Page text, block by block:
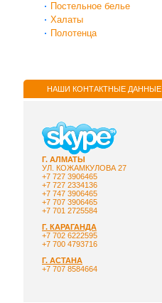
Постельное белье
Халаты
Полотенца
НАШИ КОНТАКТНЫЕ ДАННЫЕ
Г. АЛМАТЫ
УЛ. КОЖАМКУЛОВА 27
+7 727 3906465
+7 727 2334136
+7 747 3906465
+7 707 3906465
+7 701 2725584
Г. КАРАГАНДА
+7 702 6222595
+7 700 4793716
Г. АСТАНА
+7 707 8584664